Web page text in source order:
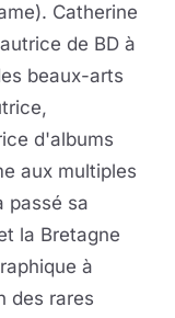
Catherine
de BD à
beaux-arts
d'albums
aux multiples
passé sa
la Bretagne
à
des rares